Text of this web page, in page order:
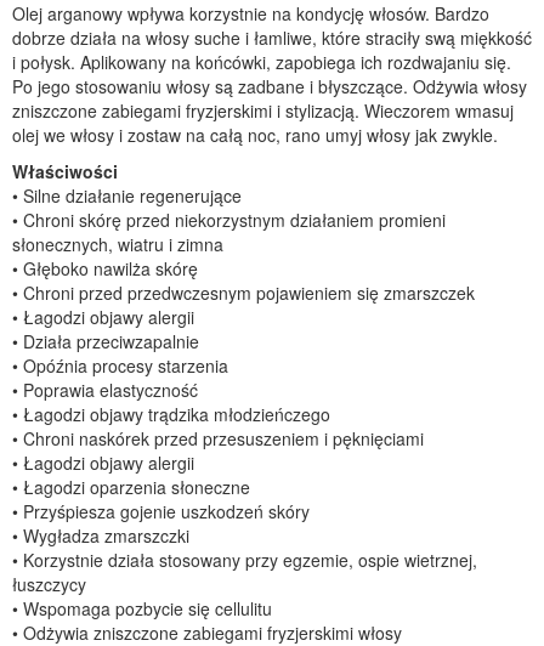
Olej arganowy wpływa korzystnie na kondycję włosów. Bardzo
dobrze działa na włosy suche i łamliwe, które straciły swą miękkość
i połysk. Aplikowany na końcówki, zapobiega ich rozdwajaniu się.
Po jego stosowaniu włosy są zadbane i błyszczące. Odżywia włosy
zniszczone zabiegami fryzjerskimi i stylizacją. Wieczorem wmasuj
olej we włosy i zostaw na całą noc, rano umyj włosy jak zwykle.
Właściwości
• Silne działanie regenerujące
• Chroni skórę przed niekorzystnym działaniem promieni
słonecznych, wiatru i zimna
• Głęboko nawilża skórę
• Chroni przed przedwczesnym pojawieniem się zmarszczek
• Łagodzi objawy alergii
• Działa przeciwzapalnie
• Opóźnia procesy starzenia
• Poprawia elastyczność
• Łagodzi objawy trądzika młodzieńczego
• Chroni naskórek przed przesuszeniem i pęknięciami
• Łagodzi objawy alergii
• Łagodzi oparzenia słoneczne
• Przyśpiesza gojenie uszkodzeń skóry
• Wygładza zmarszczki
• Korzystnie działa stosowany przy egzemie, ospie wietrznej,
łuszczycy
• Wspomaga pozbycie się cellulitu
• Odżywia zniszczone zabiegami fryzjerskimi włosy